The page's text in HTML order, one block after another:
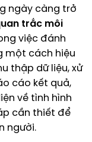
ngày càng trở
trắc môi
việc đánh
một cách hiệu
thập dữ liệu, xử
cáo kết quả,
về tình hình
cần thiết để
người.